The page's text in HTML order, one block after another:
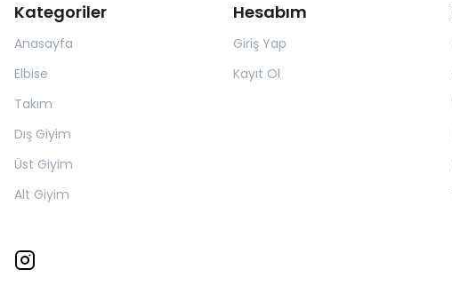
Kategoriler
Anasayfa
Elbise
Takım
Dış Giyim
Üst Giyim
Alt Giyim
Hesabım
Giriş Yap
Kayıt Ol